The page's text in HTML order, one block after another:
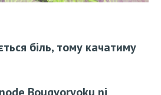
біль, тому качатиму